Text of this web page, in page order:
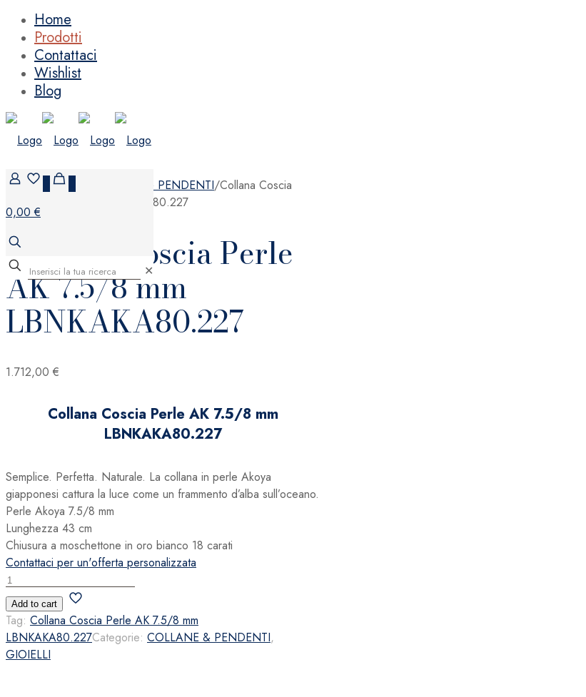
Home
Prodotti
Contattaci
Wishlist
Blog
0,00 €
✕
Home/ GIOIELLI COLLANE & PENDENTI/Collana Coscia
Perle AK 7.5/8 mm LBNKAKA80.227
Collana Coscia Perle
AK 7.5/8 mm
LBNKAKA80.227
1.712,00 €
Collana Coscia Perle AK 7.5/8 mm
LBNKAKA80.227
Semplice. Perfetta. Naturale. La collana in perle Akoya
giapponesi cattura la luce come un frammento d’alba sull’oceano.
Perle Akoya 7.5/8 mm
Lunghezza 43 cm
Chiusura a moschettone in oro bianco 18 carati
Contattaci per un'offerta personalizzata
Collana
Coscia
Perle
AK
7.5/8
mm
Add to cart
Tag: Collana Coscia Perle AK 7.5/8 mm
LBNKAKA80.227Categorie: COLLANE & PENDENTI,
GIOIELLI